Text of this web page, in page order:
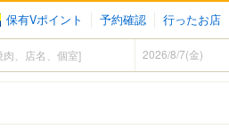
保有Vポイント 予約確認 行ったお店